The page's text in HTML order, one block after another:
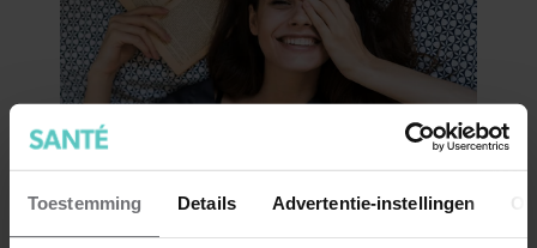
Toestemming Details Advertentie-instellingen